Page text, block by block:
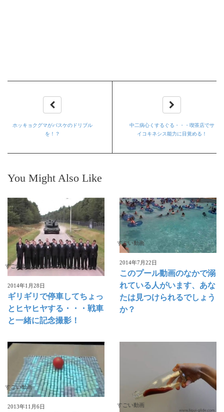
ホッキョクグマがバスケのドリブル
を！？
中二病心くするぐる・・・喫茶店でサ
イコキネシス能力に目覚める！
You Might Also Like
すごい動画
2014年1月28日
ギリギリで停車してちょっ
とヒヤヒヤする・・・戦車
と一緒に記念撮影！
すごい動画
2014年7月22日
このプール動画のなかで溺
れている人がいます、あな
たは見つけられるでしょう
か？
すごい動画
2013年11月6日 すごい動画